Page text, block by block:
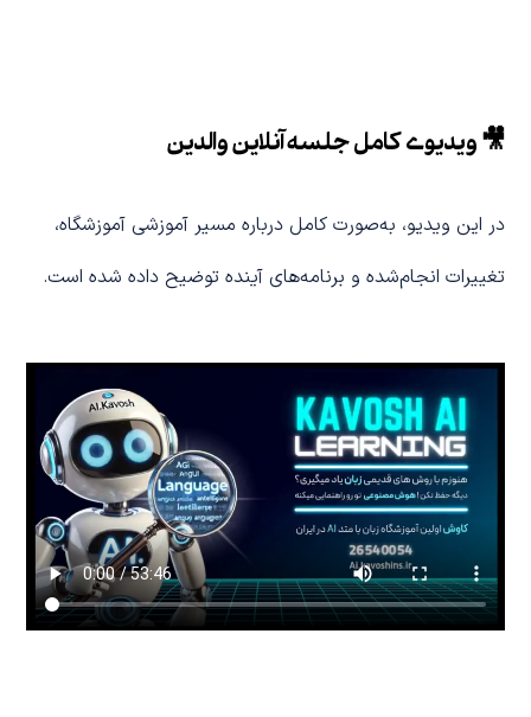
🎥 ویدیوی کامل جلسه آنلاین والدین
در این ویدیو، به‌صورت کامل درباره مسیر آموزشی آموزشگاه،
تغییرات انجام‌شده و برنامه‌های آینده توضیح داده شده است.